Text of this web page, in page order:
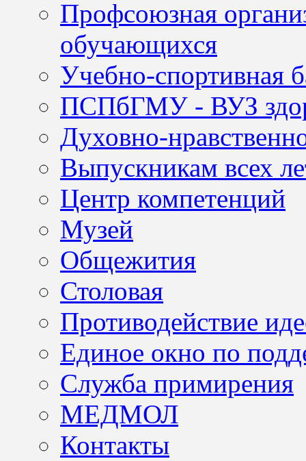
Профсоюзная
обучающихся
Учебно-спортивная
ПСПбГМУ - ВУЗ
Духовно-
Выпускникам всех
Центр компетенций
Музей
Общежития
Столовая
Противодействие
Единое окно по
Служба примирения
МЕДМОЛ
Контакты